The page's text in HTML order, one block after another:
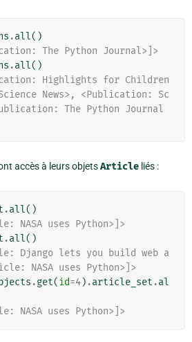
.all()
The Python Journal>]>
.all()
Highlights for Children
News>, <Publication: Sc
The Python Journal
accès à leurs objetsArticle liés :
.all()
NASA uses Python>]>
.all()
Django lets you build web a
NASA uses Python>]>
.get(id=4) .article_set .al
NASA uses Python>]>